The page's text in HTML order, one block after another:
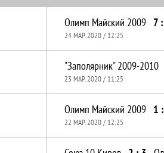
Олимп Майский 2009 7
24 МАР. 2020 / 12:25
"Заполярник" 2009-2010
23 МАР. 2020 / 11:25
Олимп Майский 2009 1
22 МАР. 2020 / 12:25